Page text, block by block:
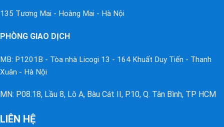
135 Tương Mai - Hoàng Mai - Hà Nội
PHÒNG GIAO DỊCH
MB: P1201B - Tòa nhà Licogi 13 - 164 Khuất Duy Tiến - Thanh
Xuân - Hà Nội
MN: P08.18, Lầu 8, Lô A, Bàu Cát II, P.10, Q. Tân Bình, TP HCM
LIÊN HỆ